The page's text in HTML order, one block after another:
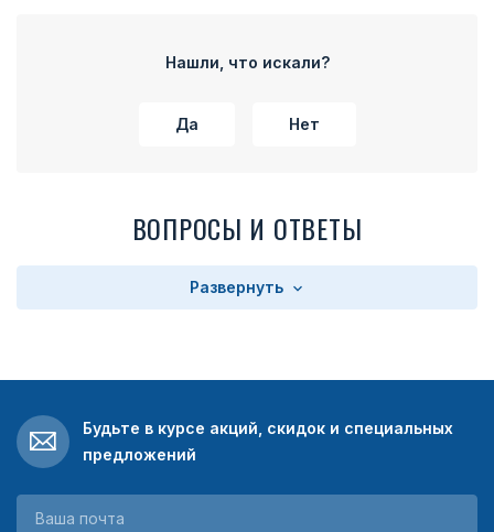
Нашли, что искали?
Да Нет
ВОПРОСЫ И ОТВЕТЫ
Развернуть
Будьте в курсе акций, скидок и специальных
предложений